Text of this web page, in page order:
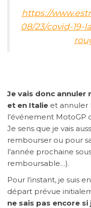
https://
08/23/covid-
Je vais donc annuler
et en Italie et annuler
l’événement MotoGP
Je sens que je vais
rembourser ou pour
l’année prochaine
remboursable…).
Pour l’instant, je suis
départ prévue
ne sais pas encore